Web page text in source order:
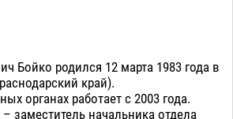
Бойко родился 12 марта 1983 года в
край).
органах работает с 2003 года.
– заместитель начальника отдела